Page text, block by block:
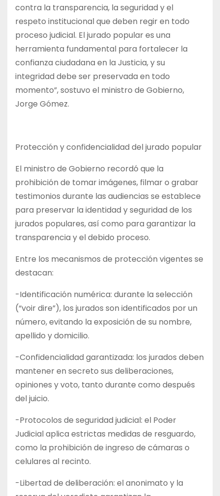
contra la transparencia, la seguridad y el
respeto institucional que deben regir en todo
proceso judicial. El jurado popular es una
herramienta fundamental para fortalecer la
confianza ciudadana en la Justicia, y su
integridad debe ser preservada en todo
momento”, sostuvo el ministro de Gobierno,
Jorge Gómez.
Protección y confidencialidad del jurado popular
El ministro de Gobierno recordó que la
prohibición de tomar imágenes, filmar o grabar
testimonios durante las audiencias se establece
para preservar la identidad y seguridad de los
jurados populares, así como para garantizar la
transparencia y el debido proceso.
Entre los mecanismos de protección vigentes se
destacan:
-Identificación numérica: durante la selección
(“voir dire”), los jurados son identificados por un
número, evitando la exposición de su nombre,
apellido y domicilio.
-Confidencialidad garantizada: los jurados deben
mantener en secreto sus deliberaciones,
opiniones y voto, tanto durante como después
del juicio.
-Protocolos de seguridad judicial: el Poder
Judicial aplica estrictas medidas de resguardo,
como la prohibición de ingreso de cámaras o
celulares al recinto.
-Libertad de deliberación: el anonimato y la